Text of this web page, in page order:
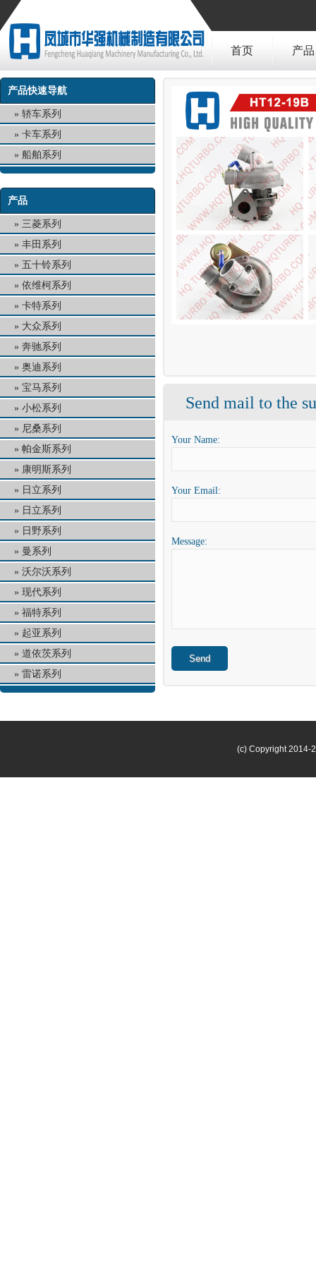
首页 产品
产品快速导航
轿车系列
卡车系列
船舶系列
产品
三菱系列
丰田系列
五十铃系列
依维柯系列
卡特系列
大众系列
奔驰系列
奥迪系列
宝马系列
小松系列
尼桑系列
帕金斯系列
康明斯系列
日立系列
日立系列
日野系列
曼系列
沃尔沃系列
现代系列
福特系列
起亚系列
道依茨系列
雷诺系列
Send mail to the
Your Name:
Your Email:
Message:
Send
(c) Copyright 2014-